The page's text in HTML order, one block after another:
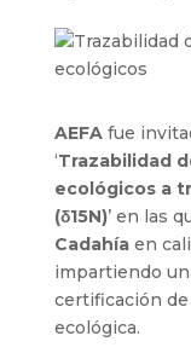
AEFAfue
‘Trazabilidad
ecológicos a
(δ15N)’ en las
Cadahíaen
impartiendo
certificación
ecológica.